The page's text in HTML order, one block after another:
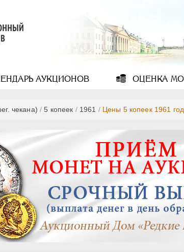
АУКЦИОНОВ ОЦЕНКА
чекана) /5 копеек / 1961 / Цены 5 копеек 1961